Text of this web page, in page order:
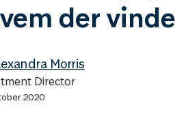
der
Morris
Director
2020